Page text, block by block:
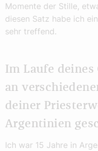
Momente der Stille,
diesen Satz habe ich
sehr treffend.
Im Laufe deines
an
deiner
Argentinien
Ich war 15 Jahre in